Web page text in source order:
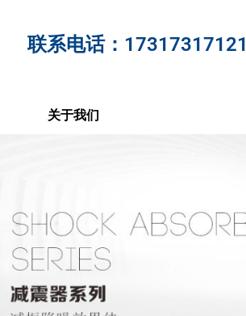
联系电话：17317317121
关于我们